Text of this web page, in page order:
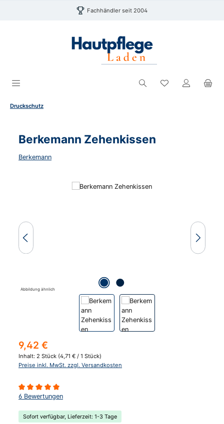
Zum Hauptinhalt springen Fachhändler seit 2004
Du hast 0
Druckschutz
Berkemann Zehenkissen
Berkemann
Bildergalerie überspringen
Abbildung ähnlich
Regulärer Preis:
9,42 €
Inhalt: 2 Stück (4,71 € / 1 Stück)
Preise inkl. MwSt. zzgl. Versandkosten
Durchschnittliche Bewertung von 5 von 5 Sternen
6 Bewertungen
Sofort verfügbar, Lieferzeit: 1-3 Tage